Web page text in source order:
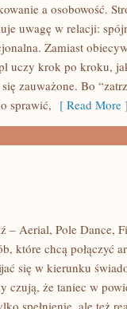
a osobowość.
uwagę w relacji:
Zamiast
uczy krok po kroku,
zauważone. Bo
sprawić, [ Read More
– Aerial, Pole Dance,
które chcą połączyć
się w kierunku
czują, że taniec w
spełnienie, ale też